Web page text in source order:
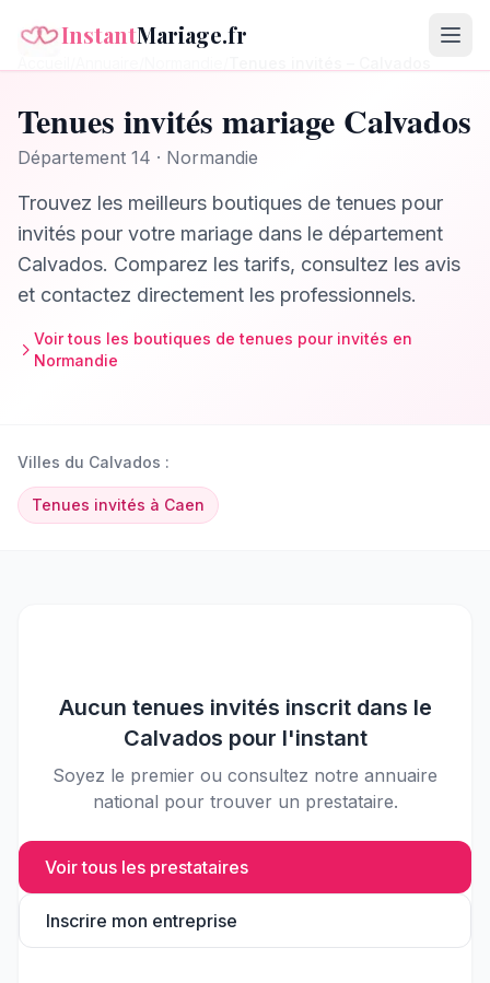
InstantMariage.fr
Tenues invités mariage Calvados
Département 14 · Normandie
Trouvez les meilleurs boutiques de tenues pour
invités pour votre mariage dans le département
Calvados. Comparez les tarifs, consultez les avis
et contactez directement les professionnels.
Voir tous les boutiques de tenues pour invités en
Normandie
Villes du Calvados :
Tenues invités à Caen
Aucun tenues invités inscrit dans le
Calvados pour l'instant
Soyez le premier ou consultez notre annuaire
national pour trouver un prestataire.
Voir tous les prestataires
Inscrire mon entreprise